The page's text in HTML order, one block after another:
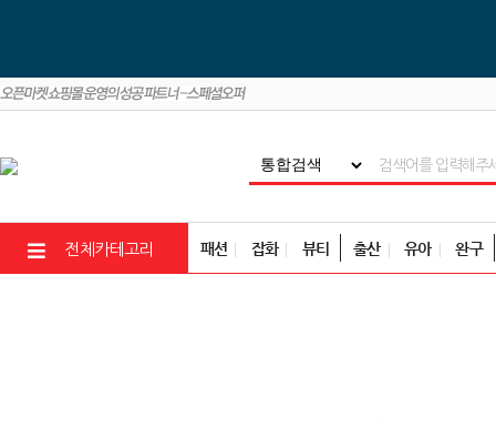
전체카테고리 패션 잡화 뷰티 출산 유아 완구